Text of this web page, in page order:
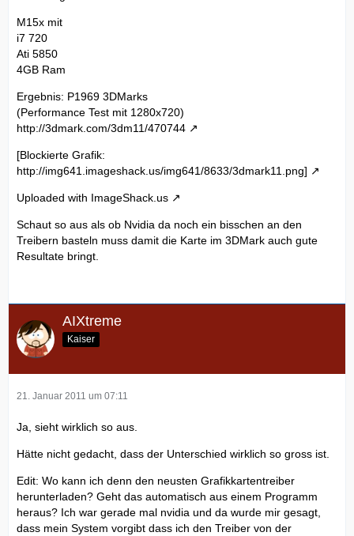
M15x mit
i7 720
Ati 5850
4GB Ram
Ergebnis: P1969 3DMarks
(Performance Test mit 1280x720)
http://3dmark.com/3dm11/470744
[Blockierte Grafik:
http://img641.imageshack.us/img641/8633/3dmark11.png]
Uploaded with ImageShack.us
Schaut so aus als ob Nvidia da noch ein bisschen an den
Treibern basteln muss damit die Karte im 3DMark auch gute
Resultate bringt.
AIXtreme
Kaiser
21. Januar 2011 um 07:11
Ja, sieht wirklich so aus.
Hätte nicht gedacht, dass der Unterschied wirklich so gross ist.
Edit: Wo kann ich denn den neusten Grafikkartentreiber
herunterladen? Geht das automatisch aus einem Programm
heraus? Ich war gerade mal nvidia und da wurde mir gesagt,
dass mein System vorgibt dass ich den Treiber von der